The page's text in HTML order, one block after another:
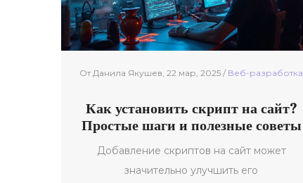
От Данила Якушев, 22 мар, 2025 / Веб-разработка
Как установить скрипт на сайт?
Простые шаги и полезные советы
Добавление скриптов на сайт может
значительно улучшить его